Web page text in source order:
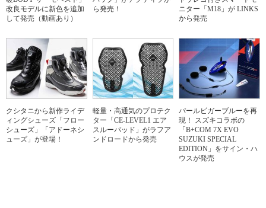
改良モデルに新色を追加
して発売（動画あり）
ら発売！
ニター「M18」が LINKS
から発売
クシタニから新作ライデ
ィングシューズ「フロー
シューズ」「アドーネシ
ューズ」が登場！
軽量・高通気のプロテク
ター「CE-LEVEL1 エア
スルーパッド」がラフア
ンドロードから発売
パールビガーブルーを再
現！ スズキコラボの
「B+COM 7X EVO
SUZUKI SPECIAL
EDITION」をサイン・ハ
ウスが発売